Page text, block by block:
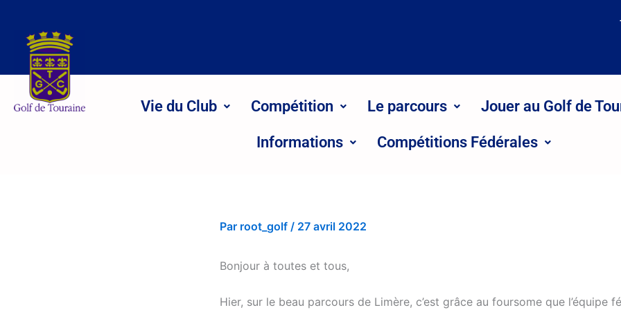
contenu
Vie du Club Compétition Le parcours Jouer au Golf de
Informations Compétitions Fédérales
Par root_golf / 27 avril 2022
Bonjour à toutes et tous,
Hier, sur le beau parcours de Limère, c’est grâce au foursome que l’équipe